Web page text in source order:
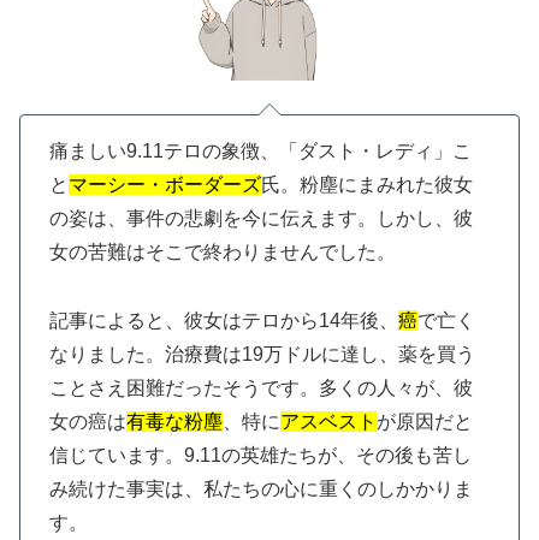
痛ましい9.11テロの象徴、「ダスト・レディ」こ
と マーシー・ボーダーズ氏。粉塵にまみれた彼女
の姿は、事件の悲劇を今に伝えます。しかし、彼
女の苦難はそこで終わりませんでした。
記事によると、彼女はテロから14年後、 癌で亡く
なりました。治療費は19万ドルに達し、薬を買う
ことさえ困難だったそうです。多くの人々が、彼
女の癌は有毒な粉塵 、特にアスベスト が原因だと
信じています。9.11の英雄たちが、その後も苦し
み続けた事実は、私たちの心に重くのしかかりま
す。